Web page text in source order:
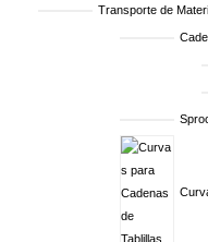
Transporte de